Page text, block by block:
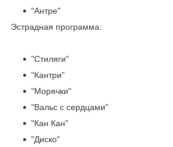
"Антре"
Эстрадная программа:
"Стиляги"
"Кантри"
"Морячки"
"Вальс с сердцами"
"Кан Кан"
"Диско"